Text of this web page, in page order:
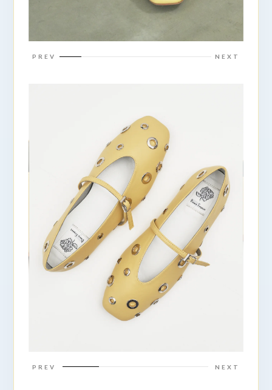
PREV NEXT
PREV NEXT